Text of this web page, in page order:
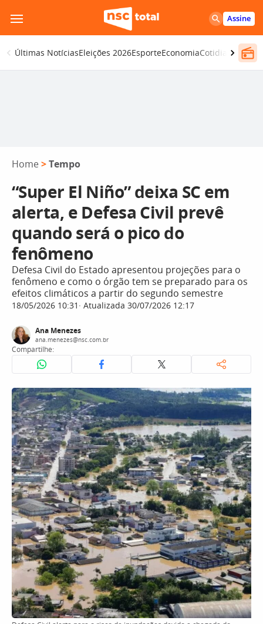
para
o
conteúdo
Assine
Últimas NotíciasEleições 2026EsporteEconomiaCotidiano
Home >Tempo
“Super El Niño” deixa SC em
alerta, e Defesa Civil prevê
quando será o pico do
fenômeno
Defesa Civil do Estado apresentou projeções para o
fenômeno e como o órgão tem se preparado para os
efeitos climáticos a partir do segundo semestre
18/05/2026 10:31 Atualizada 30/07/2026 12:17
Ana Menezes
ana.menezes@nsc.com.br
Compartilhe: